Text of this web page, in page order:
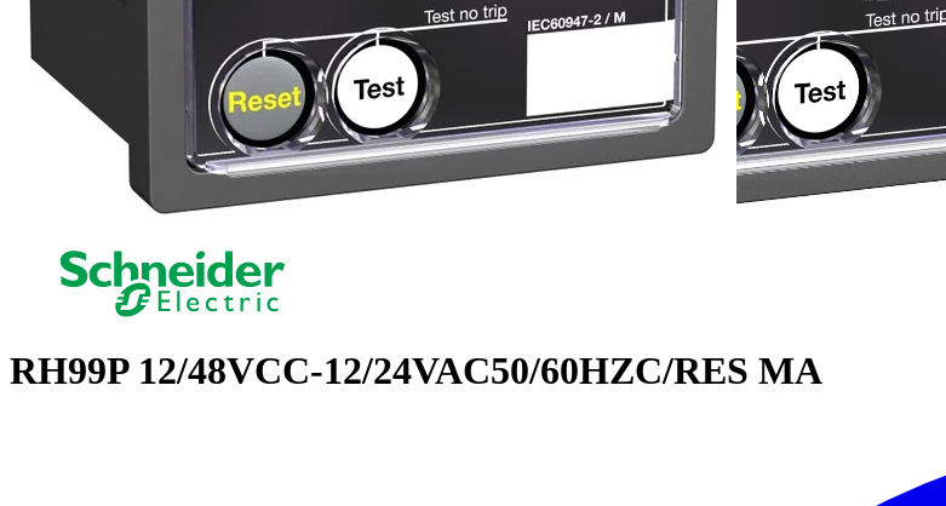
RH99P 12/48VCC-12/24VAC50/60HZC/RES MA